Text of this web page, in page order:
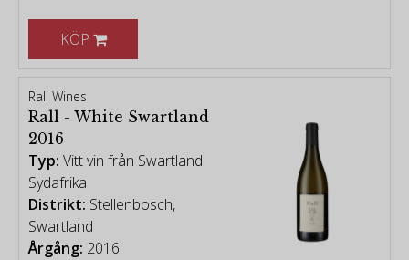
KÖP
Rall Wines
Rall - White Swartland
2016
Typ: Vitt vin från Swartland
Sydafrika
Distrikt: Stellenbosch,
Swartland
Årgång: 2016